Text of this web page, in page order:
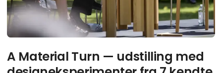
A Material Turn — udstilling med